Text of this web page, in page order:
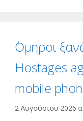
΄Ομηροι
Hostages
mobile
2 Αυγούστου 2026